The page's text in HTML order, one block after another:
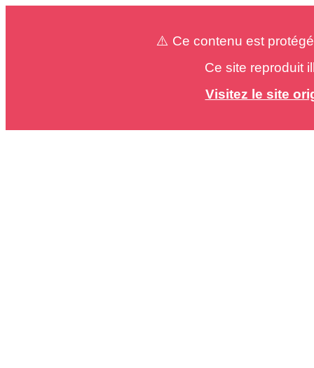
⚠️ Ce contenu est
Ce site reproduit
Visitez le site